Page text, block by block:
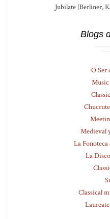
Jubilate (Berliner,
Blogs
O Ser
Music
Medieval
La
La
Classical